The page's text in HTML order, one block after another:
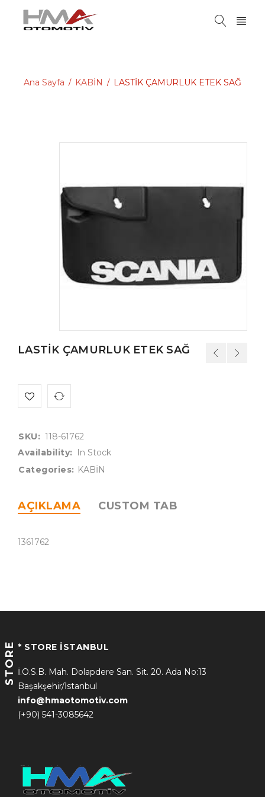
Ana Sayfa / KABİN / LASTİK ÇAMURLUK ETEK SAĞ
LASTİK ÇAMURLUK ETEK SAĞ
SKU: 118-61762
Availability:
In Stock
Categories: KABİN
AÇIKLAMA CUSTOM TAB
1361762
STORE * STORE İSTANBUL
İ.O.S.B. Mah. Dolapdere San. Sit. 20. Ada No:13
Başakşehir/İstanbul
info@hmaotomotiv.com
(+90) 541-3085642